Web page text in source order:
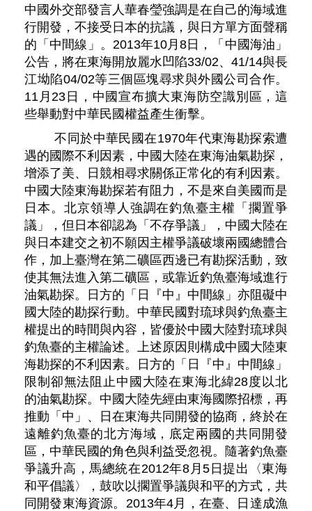
中國外交部發言人華春瑩強調是在自己的海域進
行開發，不接受日本的抗議，與日方單方面聲稱
的「中間線」。2013年10月8日，「中國海油」
公告，將在東海開放麗水凹陷33/02、41/14與長
江坳陷04/02等三個區塊尋求與外國公司合作。
11月23日，中國宣布擴大東海防空識別區，這
些舉動對中華民國權益產生衝擊。
不同於中華民國在1970年代東海勘探索遭
遇的國際不利因素，中國大陸在東海油氣勘探，
增添了美、日競相尋求關係正常化的有利因素。
中國大陸東海勘探若有阻力，不是來自美國而是
日本。北京領導人強調在釣魚臺主權「擱置爭
議」，但日本卻認為「不存爭議」，中國大陸在
與日本建交之初不願因主權爭議破壞兩國總體合
作，加上臺灣在第二礦區西邊已有勘探活動，致
使其無法進入第二礦區，或靠近釣魚臺海域進行
油氣勘探。日方的「日『中』中間線」亦阻礙中
國大陸的勘探行動。中華民國對琉球與釣魚臺主
權提出的時間與內容，皆優於中國大陸對琉球與
釣魚臺的主權論述。上述原因則構成中國大陸東
海勘探的不利因素。日方的「日『中』中間線」
限制卻無法阻止中國大陸在東海北緯28度以北
的油氣勘探。中國大陸先經由東海國際招標，再
推動「中」、日在東海共同開發的協商，終於在
遠離釣魚臺的北方海域，底定兩國的共同開發
區，中華民國的角色與利益受忽視。隨著釣魚臺
爭議升高，馬總統在2012年8月5日提出〈東海
和平倡議〉，鼓吹以擱置爭議與和平的方式，共
同開發東海資源。2013年4月，在臺、日達成漁